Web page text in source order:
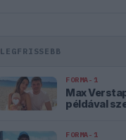
LEGFRISSEBB
FORMA-1
Max
példával
FORMA-1